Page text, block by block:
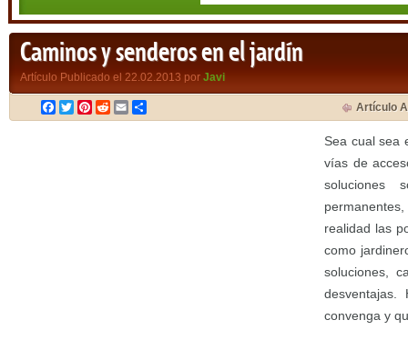
Caminos y senderos en el jardín
Artículo Publicado el 22.02.2013 por Javi
Facebook
TwitterPinterest
RedditEmail Artículo
Sea cual sea
vías de
soluciones
realidad las
como
soluciones,
convenga y